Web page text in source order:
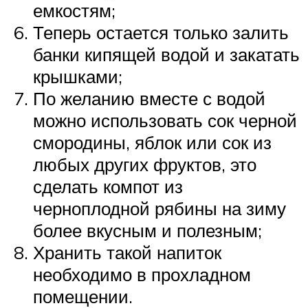
емкостям;
Теперь остается только залить
банки кипящей водой и закатать
крышками;
По желанию вместе с водой
можно использовать сок черной
смородины, яблок или сок из
любых других фруктов, это
сделать компот из
черноплодной рябины на зиму
более вкусным и полезным;
Хранить такой напиток
необходимо в прохладном
помещении.